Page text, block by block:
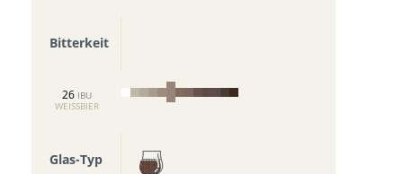
Bitterkeit
26 IBU
WEISSBIER
Glas-Typ